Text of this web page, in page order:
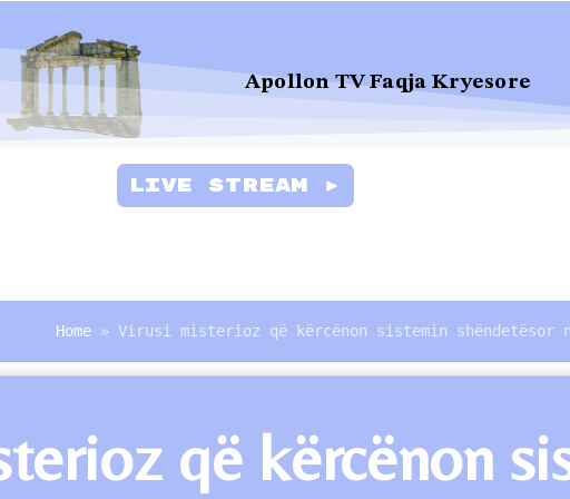
Apollon TV Faqja Kryesore
Live Stream ►
Home » Virusi misterioz që kërcënon sistemin shëndetësor
që kërcënon